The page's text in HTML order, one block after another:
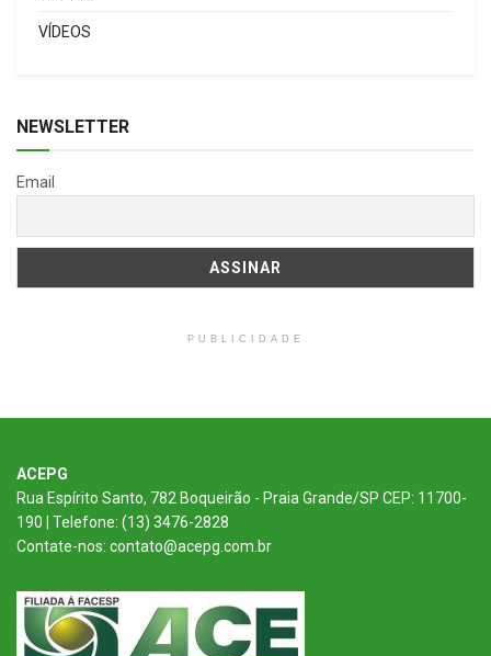
VÍDEOS
NEWSLETTER
Email
PUBLICIDADE
ACEPG
Rua Espírito Santo, 782 Boqueirão - Praia Grande/SP CEP: 11700-
190 | Telefone: (13) 3476-2828
Contate-nos: contato@acepg.com.br